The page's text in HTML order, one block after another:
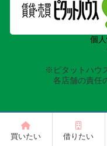
個
※ピタットハウ
各店舗の責任
買いたい 借りたい